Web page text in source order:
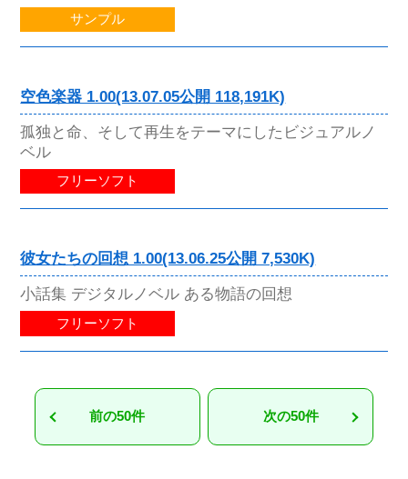
サンプル
空色楽器 1.00(13.07.05公開 118,191K)
孤独と命、そして再生をテーマにしたビジュアルノ
ベル
フリーソフト
彼女たちの回想 1.00(13.06.25公開 7,530K)
小話集 デジタルノベル ある物語の回想
フリーソフト
前の50件 次の50件